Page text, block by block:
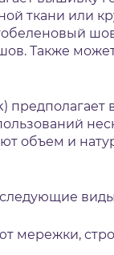
ткани или
Также
объем и
мережки,